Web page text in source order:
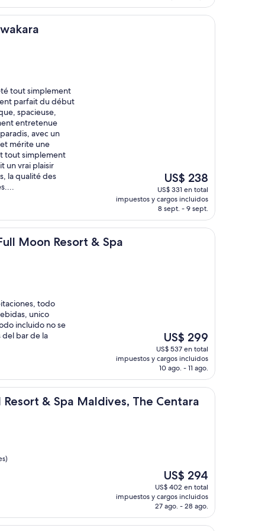
de
US$ 1.681
tout simplement
parfait du début
spacieuse,
entretenue
avec un
mérite une
tout simplement
un vrai plaisir
la qualité des
El
precio
actual
es
de
US$ 238
US$ 238
US$ 331 en total
impuestos y cargos incluidos
8 sept. - 9 sept.
Moon Resort & Spa
Resort & Spa
todo
unico
incluido no se
bar de la
El
precio
actual
es
de
US$ 299
US$ 299
US$ 537 en total
impuestos y cargos incluidos
10 ago. - 11 ago.
& Spa Maldives, The Centara
Spa Maldives, The Centara Collection
El
precio
actual
es
de
US$ 294
US$ 294
US$ 402 en total
impuestos y cargos incluidos
27 ago. - 28 ago.